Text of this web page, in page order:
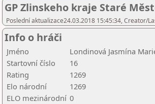
GP Zlinskeho kraje Staré
Poslední aktualizace24.03.2018 15:45:34, Creator/
Info o hráči
Jméno
Londinová Jasmína
Startovní číslo
16
Rating
1269
Elo národní
1269
ELO mezinárodní 0